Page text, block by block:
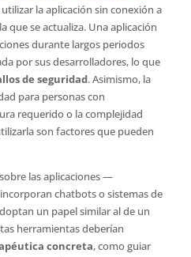
la aplicación sin conexión a
que se actualiza. Una aplicación
durante largos periodos
por sus desarrolladores, lo que
de seguridad. Asimismo, la
para personas con
requerido o la complejidad
son factores que pueden
las aplicaciones —
chatbots o sistemas de
un papel similar al de un
herramientas deberían
concreta, como guiar